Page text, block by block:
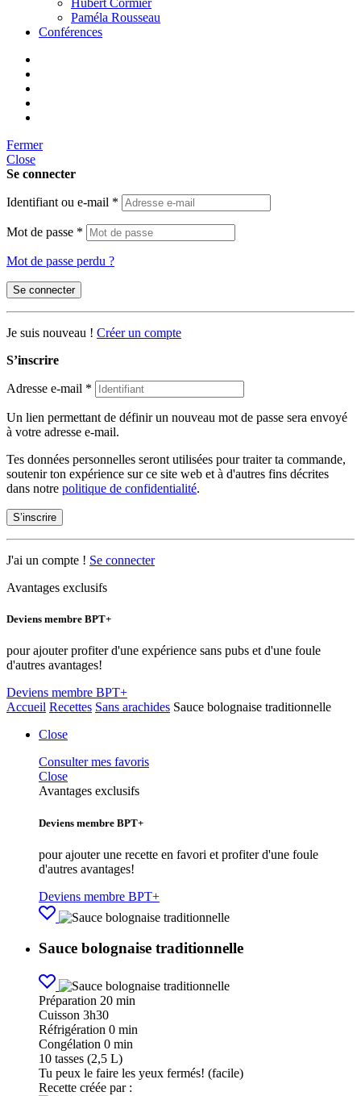
Hubert Cormier
Paméla Rousseau
Conférences
Fermer
Close
Se connecter
Identifiant ou e-mail *
Mot de passe *
Mot de passe perdu ?
Se connecter
Je suis nouveau ! Créer un compte
S’inscrire
Adresse e-mail *
Un lien permettant de définir un nouveau mot de passe sera envoyé
à votre adresse e-mail.
Tes données personnelles seront utilisées pour traiter ta commande,
soutenir ton expérience sur ce site web et à d'autres fins décrites
dans notre politique de confidentialité.
S’inscrire
J'ai un compte ! Se connecter
Avantages exclusifs
Deviens membre BPT+
pour ajouter profiter d'une expérience sans pubs et d'une foule
d'autres avantages!
Deviens membre BPT+
Accueil Recettes Sans arachides Sauce bolognaise traditionnelle
Close
Consulter mes favoris
Close
Avantages exclusifs
Deviens membre BPT+
pour ajouter une recette en favori et profiter d'une foule
d'autres avantages!
Deviens membre BPT+
Sauce bolognaise traditionnelle
Préparation 20 min
Cuisson 3h30
Réfrigération 0 min
Congélation 0 min
10 tasses (2,5 L)
Tu peux le faire les yeux fermés! (facile)
Recette créée par :